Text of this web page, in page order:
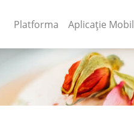
Platforma (current)
Aplicație Mobil